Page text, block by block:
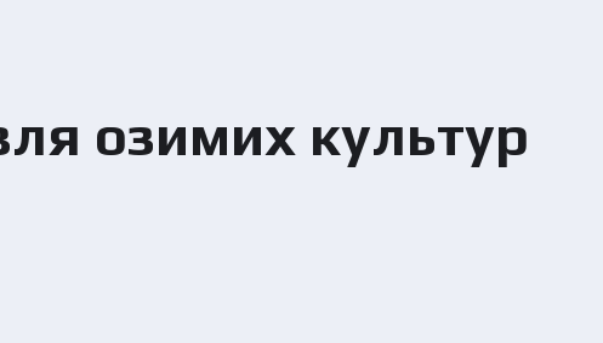
озимих культур